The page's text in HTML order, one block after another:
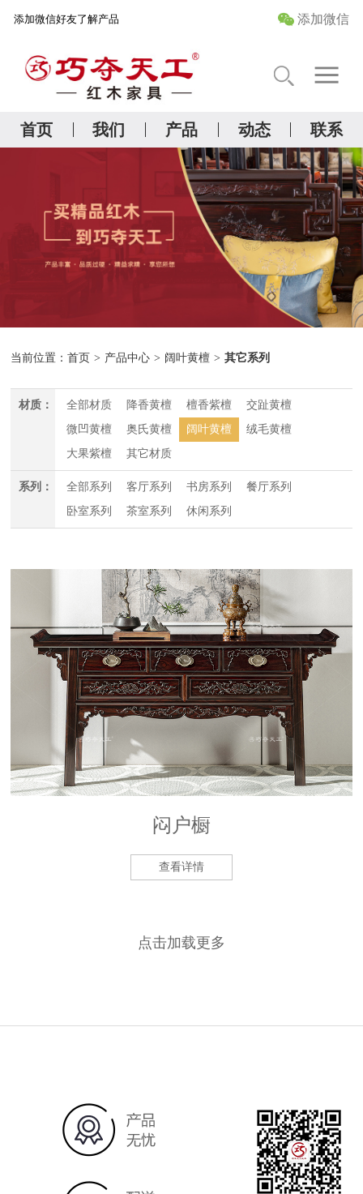
首页 我们 产品 动态 联系
当前位置：首页 > 产品中心 > 阔叶黄檀 > 其它系列
材质： 全部材质 降香黄檀 檀香紫檀
交趾黄檀
微凹黄檀
奥氏黄檀 阔叶黄檀
绒毛黄檀
大果紫檀
其它材质
系列： 全部系列 客厅系列 书房系列
餐厅系列
卧室系列
茶室系列 休闲系列
闷户橱
查看详情
点击加载更多
首 页
关于我们
精品红木研究院
产品中心
管家服务
添加微信好友了解产品 添加微信